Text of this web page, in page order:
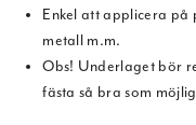
Enkel att applicera på
metall m.m.
Obs! Underlaget bör
fästa så bra som